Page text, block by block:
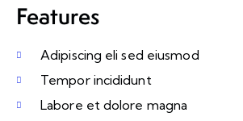
Features
Adipiscing eli sed eiusmod
Tempor incididunt
Labore et dolore magna